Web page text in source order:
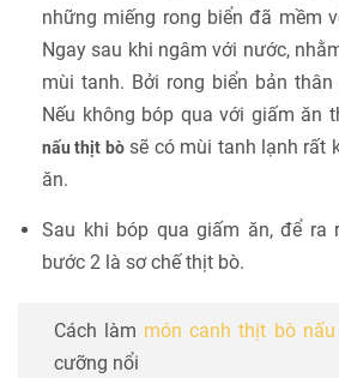
những miếng rong biển đã mềm
Ngay sau khi ngâm với nước,
mùi tanh. Bởi rong biển bản
Nếu không bóp qua với giấm ăn
nấu thịt bòsẽ có mùi tanh lạnh rất
ăn.
Sau khi bóp qua giấm ăn, để ra
bước 2 là sơ chế thịt bò.
Cách làm món canh thịt bò nấu
cưỡng nổi